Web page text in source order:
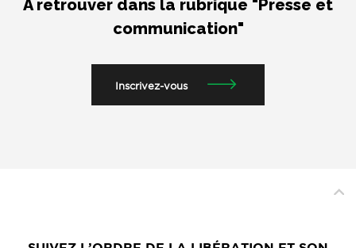
À retrouver dans la rubrique "Presse et
communication"
Inscrivez-vous